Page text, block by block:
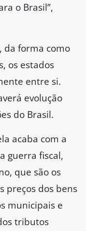
o Brasil”,
da forma como
os estados
entre si.
evolução
do Brasil.
acaba com a
guerra fiscal,
que são os
preços dos bens
municipais e
tributos